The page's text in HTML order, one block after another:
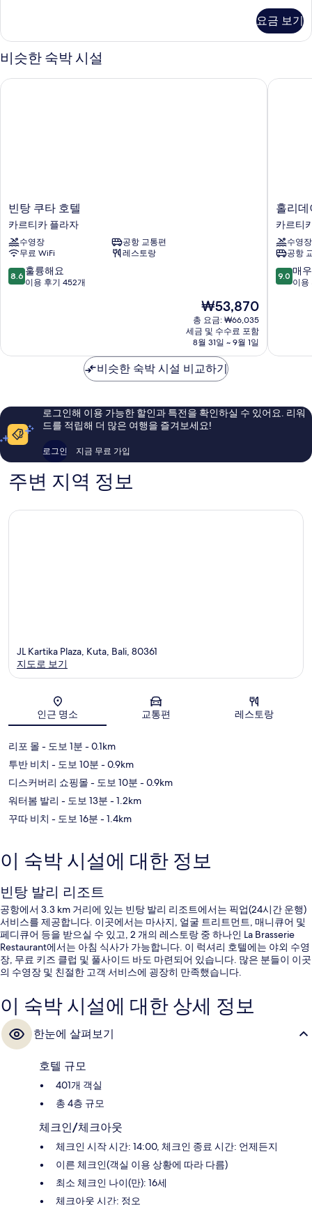
히
기
요금 보기
비슷한 숙박 시설
빈
탕
쿠
타
호
텔
카
자
빈탕 쿠타 호텔
카르티카 플라자
수영장
공항 교통편
무료 WiFi
레스토랑
10
점
훌
이
후
기
8.6 훌륭해요
이용 후기 452개
현
재
요
금
₩53,870
₩53,870
총 요금: ₩66,035
세금 및 수수료 포함
8월 31일 ~ 9월 1일
빈탕 쿠타 호텔
홀
리
데
이
인
리
조
리
카
르
홀리
카르티
수영장
공항
10
점
매
해
요,
9.0 매
이용
홀리데
비슷한 숙박 시설 비교하기
로그인해 이용 가능한 할인과 특전을 확인하실 수 있어요. 리워
드를 적립해 더 많은 여행을 즐겨보세요!
로그인 지금 무료 가입
주변 지역 정보
지도
JL Kartika Plaza, Kuta, Bali, 80361
지도로 보기
인근 명소 교통편 레스토랑
리포 몰 - 도보 1분 - 0.1km
투반 비치 - 도보 10분 - 0.9km
디스커버리 쇼핑몰 - 도보 10분 - 0.9km
워터봄 발리 - 도보 13분 - 1.2km
꾸따 비치 - 도보 16분 - 1.4km
이 숙박 시설에 대한 정보
빈탕 발리 리조트
공항에서 3.3 km 거리에 있는 빈탕 발리 리조트에서는 픽업(24시간 운행)
서비스를 제공합니다. 이곳에서는 마사지, 얼굴 트리트먼트, 매니큐어 및
페디큐어 등을 받으실 수 있고, 2 개의 레스토랑 중 하나인 La Brasserie
Restaurant에서는 아침 식사가 가능합니다. 이 럭셔리 호텔에는 야외 수영
장, 무료 키즈 클럽 및 풀사이드 바도 마련되어 있습니다. 많은 분들이 이곳
의 수영장 및 친절한 고객 서비스에 굉장히 만족했습니다.
이 숙박 시설에 대한 상세 정보
한눈에 살펴보기
호텔 규모
401개 객실
총 4층 규모
체크인/체크아웃
체크인 시작 시간: 14:00, 체크인 종료 시간: 언제든지
이른 체크인(객실 이용 상황에 따라 다름)
최소 체크인 나이(만): 16세
체크아웃 시간: 정오